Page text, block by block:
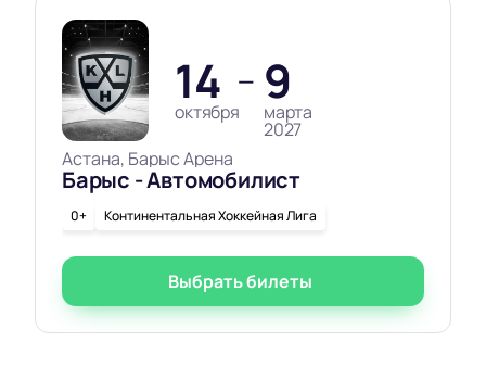
14
октября
— 9
марта
2027
Астана, Барыс Арена
Барыс - Автомобилист
0+ Континентальная Хоккейная Лига
Выбрать билеты